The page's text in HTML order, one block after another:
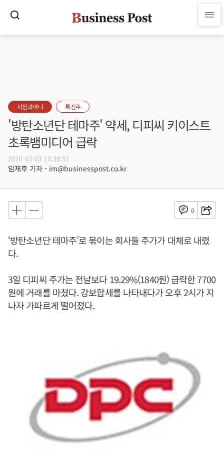
시장과머니 특징주
'방탄소년단 테마주' 약세, 디피씨 키이스트
초록뱀미디어 급락
2020-03-03 15:39:57
임재후 기자 - im@businesspost.co.kr
0
‘방탄소년단 테마주’로 묶이는 회사들 주가가 대체로 내렸
다.
3일 디피씨 주가는 전날보다 19.29%(1840원) 급락한 7700
원에 거래를 마쳤다. 강보합세를 나타내다가 오후 2시가 지
나자 가파르게 떨어졌다.